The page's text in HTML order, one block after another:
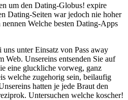
um den Dating-Globus! expire
Dating-Seiten war jedoch nie hoher
Welche besten Dating-Apps
unter Einsatz von Pass away
Web. Unsereins entsenden Sie auf
eine gluckliche vorweg, ganz
welche zugehorig sein, beilaufig
hatten je jede Braut den
Untersuchen welche koscher!